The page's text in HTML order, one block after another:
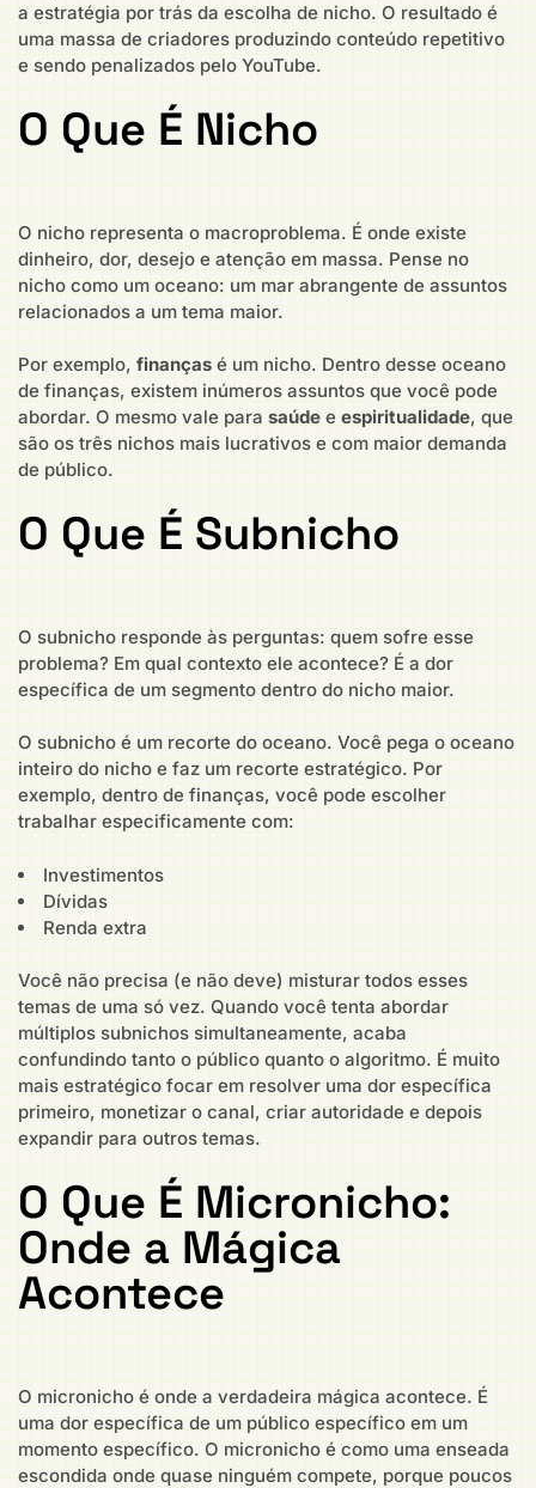
a estratégia por trás da escolha de nicho. O resultado é
uma massa de criadores produzindo conteúdo repetitivo
e sendo penalizados pelo YouTube.
O Que É Nicho
O nicho representa o macroproblema. É onde existe
dinheiro, dor, desejo e atenção em massa. Pense no
nicho como um oceano: um mar abrangente de assuntos
relacionados a um tema maior.
Por exemplo, finanças é um nicho. Dentro desse oceano
de finanças, existem inúmeros assuntos que você pode
abordar. O mesmo vale para saúde e espiritualidade, que
são os três nichos mais lucrativos e com maior demanda
de público.
O Que É Subnicho
O subnicho responde às perguntas: quem sofre esse
problema? Em qual contexto ele acontece? É a dor
específica de um segmento dentro do nicho maior.
O subnicho é um recorte do oceano. Você pega o oceano
inteiro do nicho e faz um recorte estratégico. Por
exemplo, dentro de finanças, você pode escolher
trabalhar especificamente com:
Investimentos
Dívidas
Renda extra
Você não precisa (e não deve) misturar todos esses
temas de uma só vez. Quando você tenta abordar
múltiplos subnichos simultaneamente, acaba
confundindo tanto o público quanto o algoritmo. É muito
mais estratégico focar em resolver uma dor específica
primeiro, monetizar o canal, criar autoridade e depois
expandir para outros temas.
O Que É Micronicho:
Onde a Mágica
Acontece
O micronicho é onde a verdadeira mágica acontece. É
uma dor específica de um público específico em um
momento específico. O micronicho é como uma enseada
escondida onde quase ninguém compete, porque poucos